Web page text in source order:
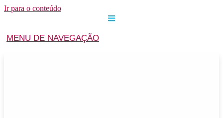
Ir para o conteúdo
MENU DE NAVEGAÇÃO